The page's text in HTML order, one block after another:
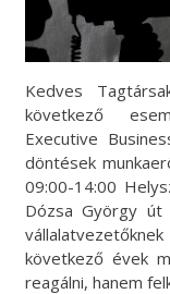
Kedves
következő
Executive
döntések
09:00-14:00
Dózsa György
következő évek
reagálni, hanem